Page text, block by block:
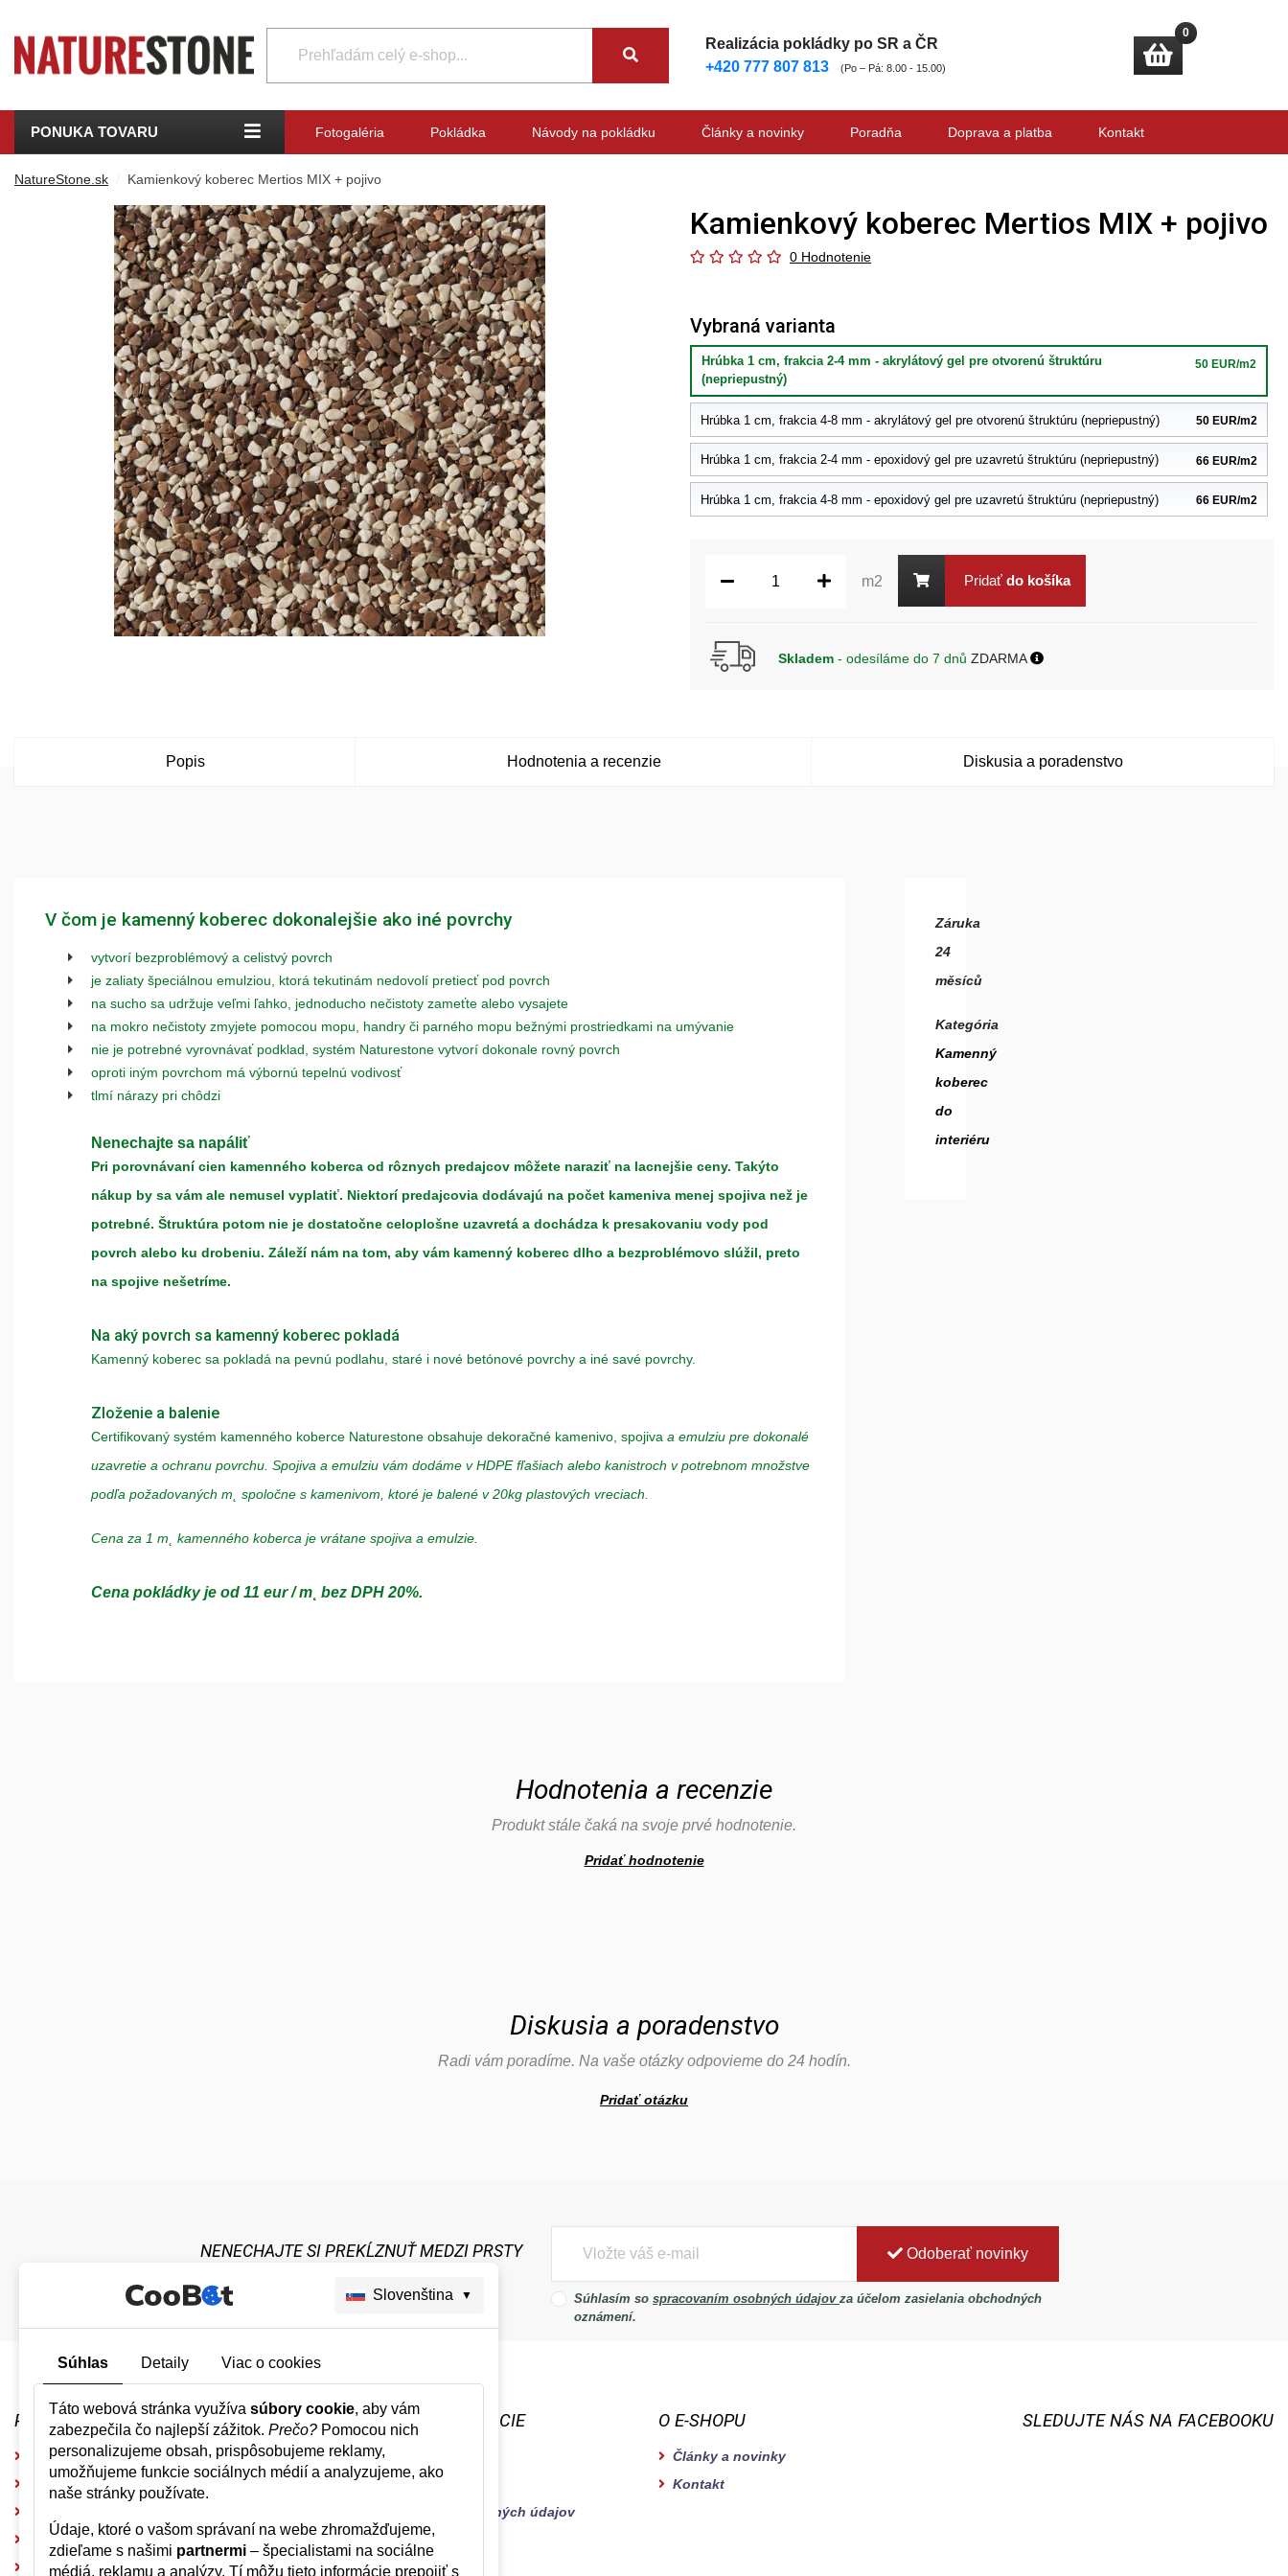
Realizácia pokládky po SR a ČR
+420 777 807 813
(Po – Pá: 8.00 - 15.00)
0
PONUKA TOVARU Fotogaléria Pokládka Návody na pokládku Články a novinky Poradňa Doprava a platba Kontakt
NatureStone.sk Kamienkový koberec Mertios MIX + pojivo
Kamienkový koberec Mertios MIX + pojivo
0 Hodnotenie
Vybraná varianta
Hrúbka 1 cm, frakcia 2-4 mm - akrylátový gel pre otvorenú štruktúru
(nepriepustný)
50 EUR/m2
Hrúbka 1 cm, frakcia 4-8 mm - akrylátový gel pre otvorenú štruktúru (nepriepustný) 50 EUR/m2
Hrúbka 1 cm, frakcia 2-4 mm - epoxidový gel pre uzavretú štruktúru (nepriepustný) 66 EUR/m2
Hrúbka 1 cm, frakcia 4-8 mm - epoxidový gel pre uzavretú štruktúru (nepriepustný) 66 EUR/m2
m2 Pridať do košíka
Skladem - odesíláme do 7 dnůZDARMA
Popis Hodnotenia a recenzie Diskusia a poradenstvo
V čom je kamenný koberec dokonalejšie ako iné povrchy
vytvorí bezproblémový a celistvý povrch
je zaliaty špeciálnou emulziou, ktorá tekutinám nedovolí pretiecť pod povrch
na sucho sa udržuje veľmi ľahko, jednoducho nečistoty zameťte alebo vysajete
na mokro nečistoty zmyjete pomocou mopu, handry či parného mopu bežnými prostriedkami na umývanie
nie je potrebné vyrovnávať podklad, systém Naturestone vytvorí dokonale rovný povrch
oproti iným povrchom má výbornú tepelnú vodivosť
tlmí nárazy pri chôdzi
Nenechajte sa napáliť
Pri porovnávaní cien kamenného koberca od rôznych predajcov môžete naraziť na lacnejšie ceny. Takýto
nákup by sa vám ale nemusel vyplatiť. Niektorí predajcovia dodávajú na počet kameniva menej spojiva než je
potrebné. Štruktúra potom nie je dostatočne celoplošne uzavretá a dochádza k presakovaniu vody pod
povrch alebo ku drobeniu. Záleží nám na tom, aby vám kamenný koberec dlho a bezproblémovo slúžil, preto
na spojive nešetríme.
Na aký povrch sa kamenný koberec pokladá
Kamenný koberec sa pokladá na pevnú podlahu, staré i nové betónové povrchy a iné savé povrchy.
Zloženie a balenie
Certifikovaný systém kamenného koberce Naturestone obsahuje dekoračné kamenivo, spojiva a emulziu pre dokonalé
uzavretie a ochranu povrchu. Spojiva a emulziu vám dodáme v HDPE fľašiach alebo kanistroch v potrebnom množstve
podľa požadovaných m˛ spoločne s kamenivom, ktoré je balené v 20kg plastových vreciach.
Cena za 1 m˛ kamenného koberca je vrátane spojiva a emulzie.
Cena pokládkyje od 11 eur / m˛ bez DPH 20%.
Záruka
24
měsíců
Kategória
Kamenný
koberec
do
interiéru
Hodnotenia a recenzie
Produkt stále čaká na svoje prvé hodnotenie.
Pridať hodnotenie
Diskusia a poradenstvo
Radi vám poradíme. Na vaše otázky odpovieme do 24 hodín.
Pridať otázku
NENECHAJTE SI PREKĹZNUŤ MEDZI PRSTY Odoberať novinky
Súhlasím so spracovaním osobných údajov za účelom zasielania obchodných
oznámení.
PONÚKAME
Kamenný koberec do exteriéru
Kamenný koberec do interiéru
Chemické prísady a zmesi
Príslušenstvo a náradie
UŽITOČNÉ INFORMÁCIE
Doprava a platba
Obchodné podmienky
Zásady ochrany osobných údajov
Návody na pokládku
Fotogaléria
O E-SHOPU
Články a novinky
Kontakt
SLEDUJTE NÁS NA FACEBOOKU
Slovenština ▼
Súhlas Detaily Viac o cookies
Táto webová stránka využíva súbory cookie, aby vám
zabezpečila čo najlepší zážitok. Prečo? Pomocou nich
personalizujeme obsah, prispôsobujeme reklamy,
umožňujeme funkcie sociálnych médií a analyzujeme, ako
naše stránky používate.
Údaje, ktoré o vašom správaní na webe zhromažďujeme,
zdieľame s našimi partnermi – špecialistami na sociálne
médiá, reklamu a analýzy. Tí môžu tieto informácie prepojiť s